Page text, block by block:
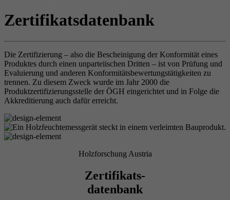
Zertifikatsdatenbank
Die Zertifizierung – also die Bescheinigung der Konformität eines
Produktes durch einen unparteiischen Dritten – ist von Prüfung und
Evaluierung und anderen Konformitätsbewertungstätigkeiten zu
trennen. Zu diesem Zweck wurde im Jahr 2000 die
Produktzertifizierungsstelle der ÖGH eingerichtet und in Folge die
Akkreditierung auch dafür erreicht.
Holzforschung Austria
Zertifikats-
datenbank